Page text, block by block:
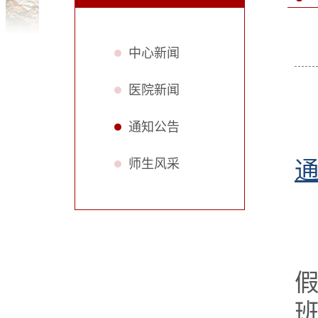
中心新闻
医院新闻
通知公告
师生风采